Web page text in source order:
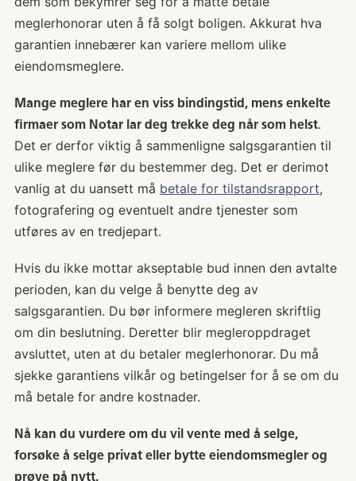
meglerhonorar uten å få solgt boligen. Akkurat hva
garantien innebærer kan variere mellom ulike
eiendomsmeglere.
Mange meglere har en viss bindingstid, mens enkelte
firmaer som Notar lar deg trekke deg når som helst.
Det er derfor viktig å sammenligne salgsgarantien til
ulike meglere før du bestemmer deg. Det er derimot
vanlig at du uansett må betale for tilstandsrapport,
fotografering og eventuelt andre tjenester som
utføres av en tredjepart.
Hvis du ikke mottar akseptable bud innen den avtalte
perioden, kan du velge å benytte deg av
salgsgarantien. Du bør informere megleren skriftlig
om din beslutning. Deretter blir megleroppdraget
avsluttet, uten at du betaler meglerhonorar. Du må
sjekke garantiens vilkår og betingelser for å se om du
må betale for andre kostnader.
Nå kan du vurdere om du vil vente med å selge,
forsøke å selge privat eller bytte eiendomsmegler og
prøve på nytt.